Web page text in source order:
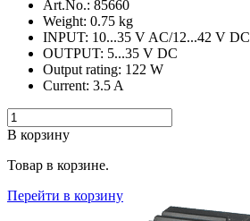
Art.No.: 85660
Weight: 0.75 kg
INPUT: 10...35 V AC/12...42 V DC
OUTPUT: 5...35 V DC
Output rating: 122 W
Current: 3.5 A
В корзину
Товар в корзине.
Перейти в корзину